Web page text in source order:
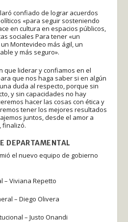
confiado de lograr acuerdos
«para seguir sosteniendo
en cultura en espacios públicos,
sociales Para tener «un
Montevideo más ágil, un
y más seguro».
que liderar y confiamos en el
que nos haga saber si en algún
duda al respecto, porque sin
y sin capacidades no hay
hacer las cosas con ética y
tener los mejores resultados
juntos, desde el amor a
finalizó.
DEPARTAMENTAL
el nuevo equipo de gobierno
Viviana Repetto
– Diego Olivera
– Justo Onandi